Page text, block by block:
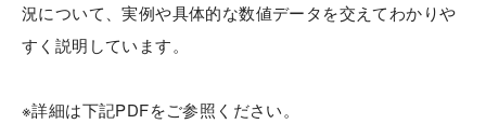
況について、実例や具体的な数値データを交えてわかりや
すく説明しています。
※詳細は下記PDFをご参照ください。